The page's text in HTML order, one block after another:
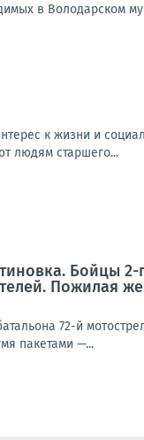
в Володарском
к жизни и
людям старшего...
Бойцы 2-
Пожилая
72-й
пакетами —...